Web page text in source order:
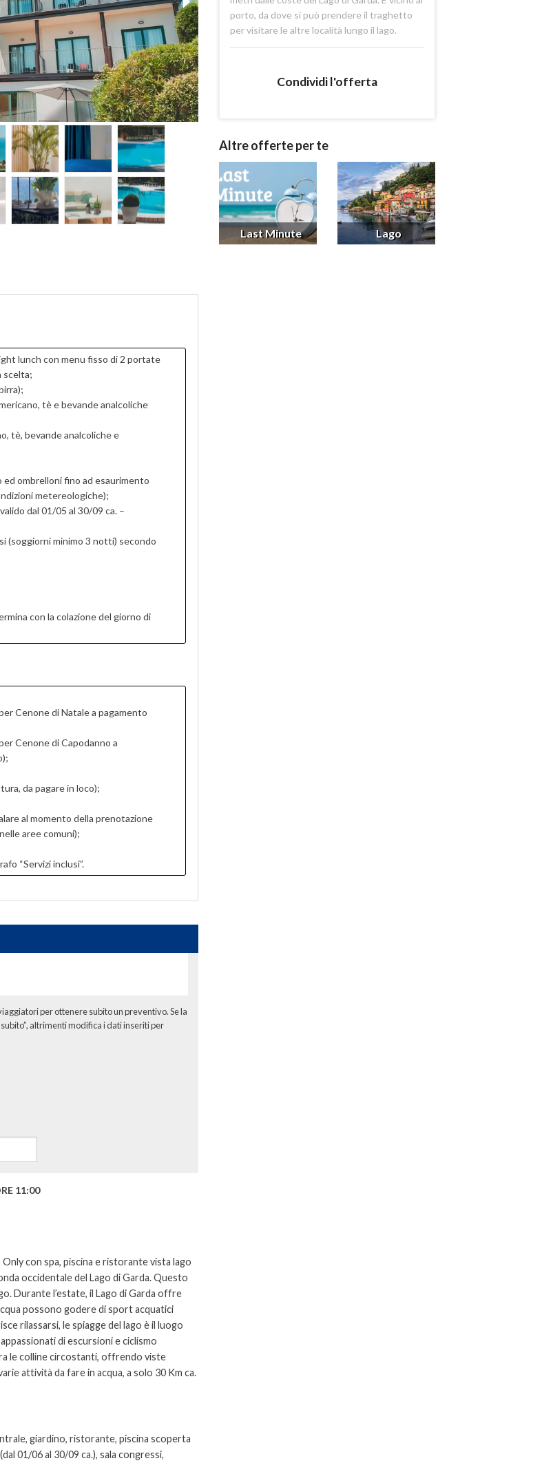
lunch con menu fisso di 2 portate
scelta;
tè e bevande analcoliche
tè, bevande analcoliche e
ombrelloni fino ad esaurimento
metereologiche);
dal 01/05 al 30/09 ca. –
(soggiorni minimo 3 notti) secondo
con la colazione del giorno di
Cenone di Natale a pagamento
Cenone di Capodanno a
da pagare in loco);
al momento della prenotazione
aree comuni);
“Servizi inclusi”.
per ottenere subito un preventivo. Se la
altrimenti modifica i dati inseriti per
11:00
con spa, piscina e ristorante vista lago
occidentale del Lago di Garda. Questo
Durante l’estate, il Lago di Garda offre
possono godere di sport acquatici
rilassarsi, le spiagge del lago è il luogo
di escursioni e ciclismo
le colline circostanti, offrendo viste
attività da fare in acqua, a solo 30 Km ca.
giardino, ristorante, piscina scoperta
01/06 al 30/09 ca.), sala congressi,
porto, da dove si può prendere il traghetto
per visitare le altre località lungo il lago.
Condividi l'offerta
Altre offerte per te
Last Minute Lago